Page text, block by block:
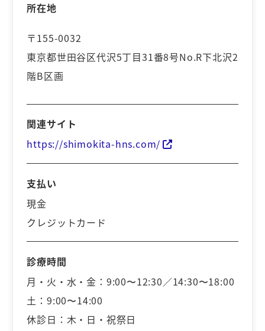
所在地
〒155-0032
東京都世田谷区代沢5丁目31番8号No.R下北沢2
階B区画
関連サイト
https://shimokita-hns.com/
支払い
現金
クレジットカード
診療時間
月・火・水・金：9:00〜12:30／14:30〜18:00
土：9:00〜14:00
休診日：木・日・祝祭日